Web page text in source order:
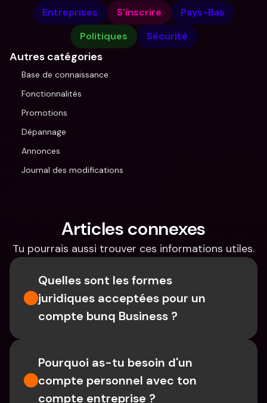
Entreprises S'inscrire
Pays-Bas
Politiques
Sécurité
Autres catégories
Base de connaissance
Fonctionnalités
Promotions
Dépannage
Annonces
Journal des modifications
Articles connexes
Tu pourrais aussi trouver ces informations utiles.
Quelles sont les formes
juridiques acceptées pour un
compte bunq Business ?
Pourquoi as-tu besoin d'un
compte personnel avec ton
compte entreprise ?